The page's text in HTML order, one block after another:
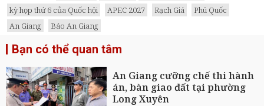
kỳ họp thứ 6 của Quốc hội
APEC 2027 Rạch Giá
Phú Quốc
An Giang
Báo An Giang
Bạn có thể quan tâm
An Giang cưỡng chế thi hành
án, bàn giao đất tại phường
Long Xuyên